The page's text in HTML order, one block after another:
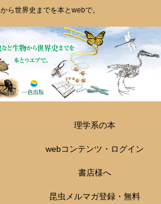
ら世界史までを本とwebで。
理学系の本
webコンテンツ・ログイン
書店様へ
昆虫メルマガ登録・無料